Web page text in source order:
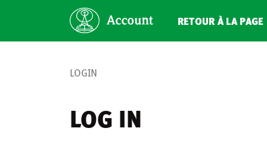
RETOUR À LA
LOGIN
LOG IN